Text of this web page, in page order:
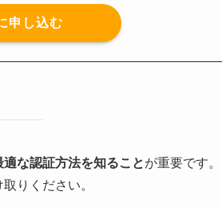
申し込む
適な認証方法を知ることが重要です。
りください。